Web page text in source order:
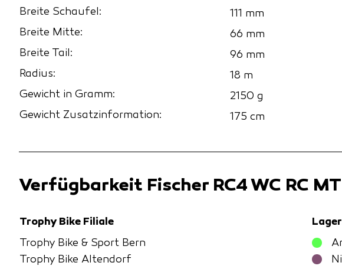
Breite Schaufel:
111 mm
Breite Mitte:
66 mm
Breite Tail:
96 mm
Radius:
18 m
Gewicht in Gramm:
2150 g
Gewicht Zusatzinformation:
175 cm
Verfügbarkeit Fischer RC4 WC RC MT
Trophy Bike Filiale
Trophy Bike & Sport Bern
Trophy Bike Altendorf